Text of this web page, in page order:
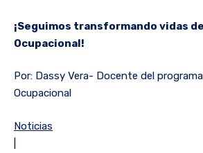
¡Seguimos transformando vidas
Ocupacional!
Por: Dassy Vera- Docente del
Ocupacional
Noticias